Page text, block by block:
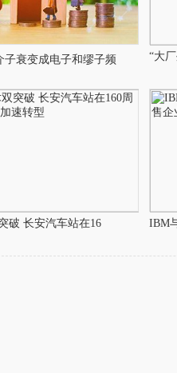
子衰变成电子和缪子频 “大
破 长安汽车站在16 IBM